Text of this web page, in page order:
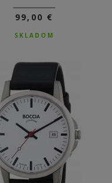
99,00 €
SKLADOM